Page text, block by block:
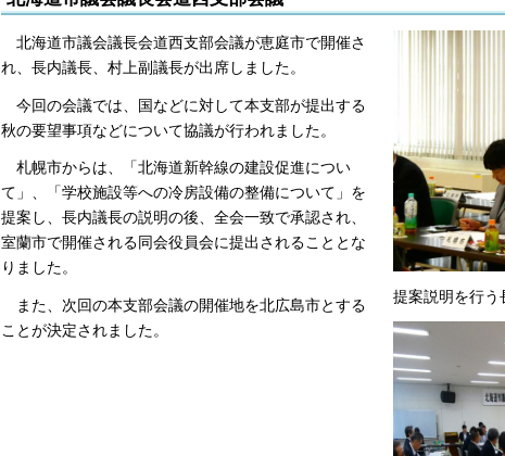
北海道市議会議長会道西支部会議が恵庭市で開催さ
れ、長内議長、村上副議長が出席しました。
今回の会議では、国などに対して本支部が提出する
秋の要望事項などについて協議が行われました。
札幌市からは、「北海道新幹線の建設促進につい
て」、「学校施設等への冷房設備の整備について」を
提案し、長内議長の説明の後、全会一致で承認され、
室蘭市で開催される同会役員会に提出されることとな
りました。
また、次回の本支部会議の開催地を北広島市とする
ことが決定されました。
提案説明を行う